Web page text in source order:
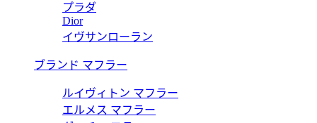
プラダ
Dior
イヴサンローラン
ブランド マフラー
ルイヴィトン マフラー
エルメス マフラー